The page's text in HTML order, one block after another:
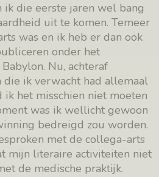
die eerste jaren wel bang
uit te komen. Temeer
was en ik heb er dan ook
onder het
Nu, achteraf
die ik verwacht had allemaal
ik het misschien niet moeten
was ik wellicht gewoon
bedreigd zou worden.
met de collega-arts
mijn literaire activiteiten niet
de medische praktijk.